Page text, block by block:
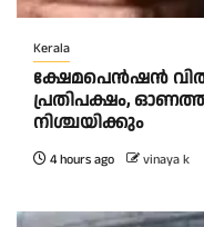
Kerala
ക്ഷേമപെൻഷൻ
പ്രതിപക്ഷം,
നിശ്ചയിക്കും
4 hours ago vinaya k